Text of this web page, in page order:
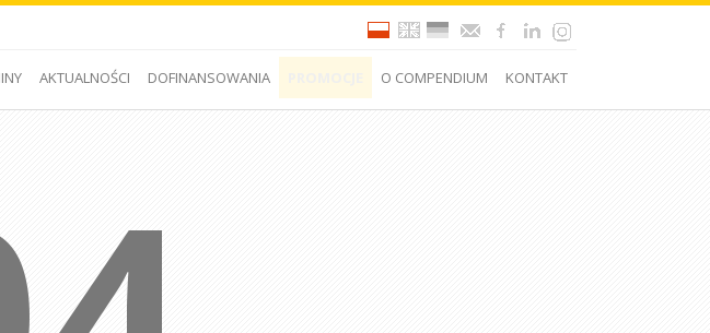
AKTUALNOŚCI DOFINANSOWANIA O COMPENDIUM KONTAKT